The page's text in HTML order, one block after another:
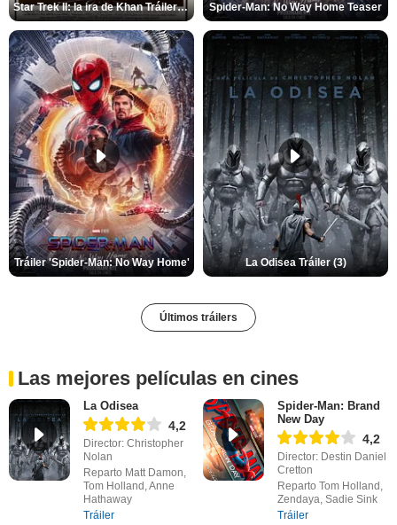
Star Trek II: la ira de Khan Tráiler VO Spider-Man: No Way Home Teaser
Tráiler 'Spider-Man: No Way Home' La Odisea Tráiler (3)
Últimos tráilers
Las mejores películas en cines
La Odisea
4,2
Director: Christopher
Nolan
Reparto Matt Damon,
Tom Holland, Anne
Hathaway
Tráiler
Spider-Man: Brand
New Day
4,2
Director: Destin Daniel
Cretton
Reparto Tom Holland,
Zendaya, Sadie Sink
Tráiler